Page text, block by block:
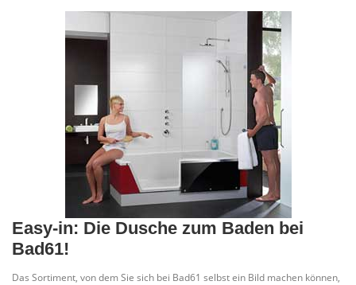
Easy-in: Die Dusche zum Baden bei
Bad61!
Das Sortiment, von dem Sie sich bei Bad61 selbst ein Bild machen können,